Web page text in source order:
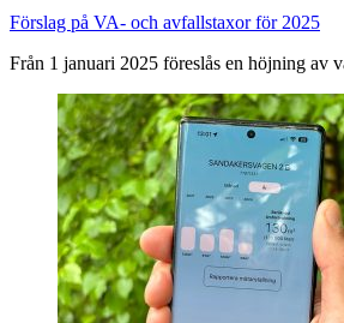
Förslag på VA- och avfallstaxor för 2025
Från 1 januari 2025 föreslås en höjning av